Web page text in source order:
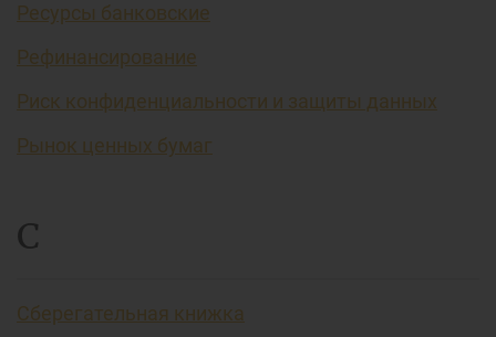
Ресурсы банковские
Рефинансирование
Риск конфиденциальности и защиты данных
Рынок ценных бумаг
С
Сберегательная книжка